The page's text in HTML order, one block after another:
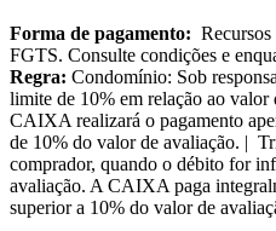
Forma de pagamento:
FGTS. Consulte condições e
Regra: Condomínio: Sob
limite de 10% em relação ao
CAIXA realizará o pagamento
de 10% do valor de avaliação. |
comprador, quando o débito for
avaliação. A CAIXA paga
superior a 10% do valor de